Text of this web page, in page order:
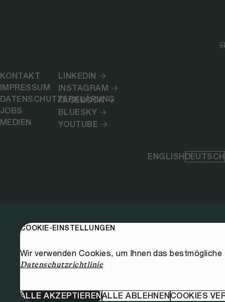
KONTAKT
IMPRESSUM
DATENSCHUTZERKLÄRUNG
JOBS
MEDIEN
LINKEDIN
INSTAGRAM
FACEBOOK
BLUESKY
YOUTUBE
ENGLISHDEUTSCH
COOKIE-EINSTELLUNGEN
Wir verwenden Cookies, um Ihnen das
Datenschutzrichtlinie
ALLE AKZEPTIERENALLE ABLEHNENCOOKIES